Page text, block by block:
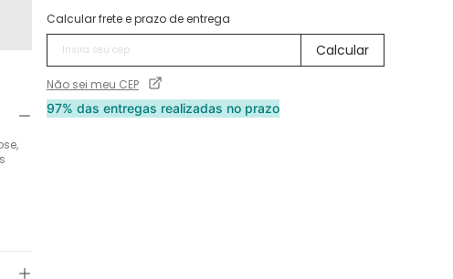
Calcular frete e prazo de entrega
Não sei meu CEP
97% das entregas realizadas no prazo